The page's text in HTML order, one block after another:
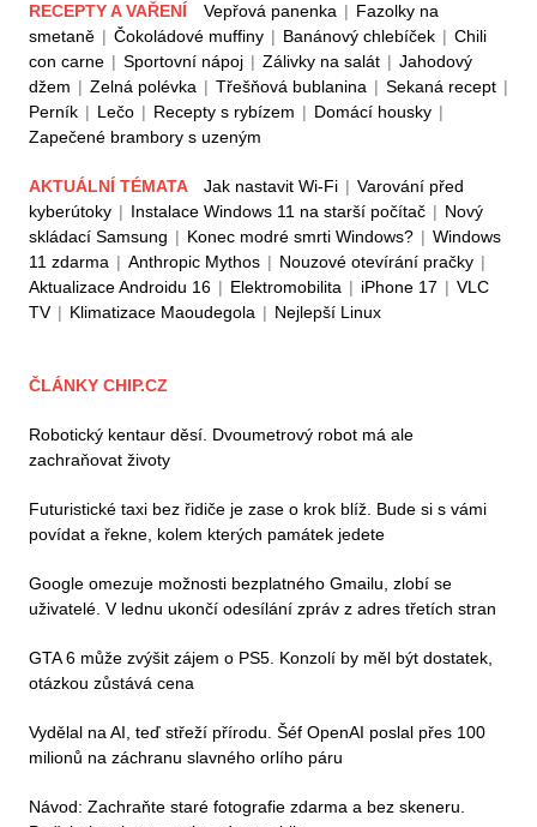
RECEPTY A VAŘENÍ Vepřová panenka | Fazolky na
smetaně | Čokoládové muffiny | Banánový chlebíček | Chili
con carne | Sportovní nápoj | Zálivky na salát | Jahodový
džem | Zelná polévka | Třešňová bublanina | Sekaná recept |
Perník | Lečo | Recepty s rybízem | Domácí housky |
Zapečené brambory s uzeným
AKTUÁLNÍ TÉMATA Jak nastavit Wi-Fi | Varování před
kyberútoky | Instalace Windows 11 na starší počítač | Nový
skládací Samsung | Konec modré smrti Windows? | Windows
11 zdarma | Anthropic Mythos | Nouzové otevírání pračky |
Aktualizace Androidu 16 | Elektromobilita | iPhone 17 | VLC
TV | Klimatizace Maoudegola | Nejlepší Linux
ČLÁNKY CHIP.CZ
Robotický kentaur děsí. Dvoumetrový robot má ale
zachraňovat životy
Futuristické taxi bez řidiče je zase o krok blíž. Bude si s vámi
povídat a řekne, kolem kterých památek jedete
Google omezuje možnosti bezplatného Gmailu, zlobí se
uživatelé. V lednu ukončí odesílání zpráv z adres třetích stran
GTA 6 může zvýšit zájem o PS5. Konzolí by měl být dostatek,
otázkou zůstává cena
Vydělal na AI, teď střeží přírodu. Šéf OpenAI poslal přes 100
milionů na záchranu slavného orlího páru
Návod: Zachraňte staré fotografie zdarma a bez skeneru.